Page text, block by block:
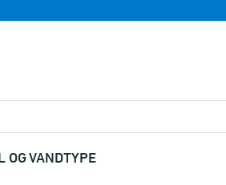
OG VANDTYPE